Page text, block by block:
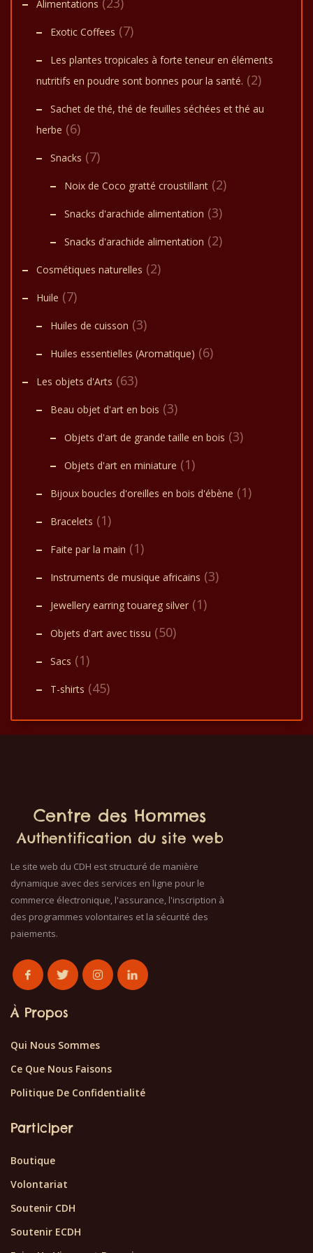
Alimentations
Exotic Coffees (7)
Les plantes tropicales à forte teneur en éléments
nutritifs en poudre sont bonnes pour la santé. (2)
Sachet de thé, thé de feuilles séchées et thé au
herbe (6)
Snacks (7)
Noix de Coco gratté croustillant (2)
Snacks d'arachide alimentation (3)
Snacks d'arachide alimentation (2)
Cosmétiques naturelles (2)
Huile (7)
Huiles de cuisson (3)
Huiles essentielles (Aromatique) (6)
Les objets d'Arts (63)
Beau objet d'art en bois (3)
Objets d'art de grande taille en bois (3)
Objets d'art en miniature (1)
Bijoux boucles d'oreilles en bois d'ébène (1)
Bracelets (1)
Faite par la main (1)
Instruments de musique africains (3)
Jewellery earring touareg silver (1)
Objets d'art avec tissu (50)
Sacs (1)
T-shirts (45)
Centre des Hommes
Authentification du site web
Le site web du CDH est structuré de manière
dynamique avec des services en ligne pour le
commerce électronique, l'assurance, l'inscription à
des programmes volontaires et la sécurité des
paiements.
À Propos
Qui Nous Sommes
Ce Que Nous Faisons
Politique De Confidentialité
Participer
Boutique
Volontariat
Soutenir CDH
Soutenir ECDH